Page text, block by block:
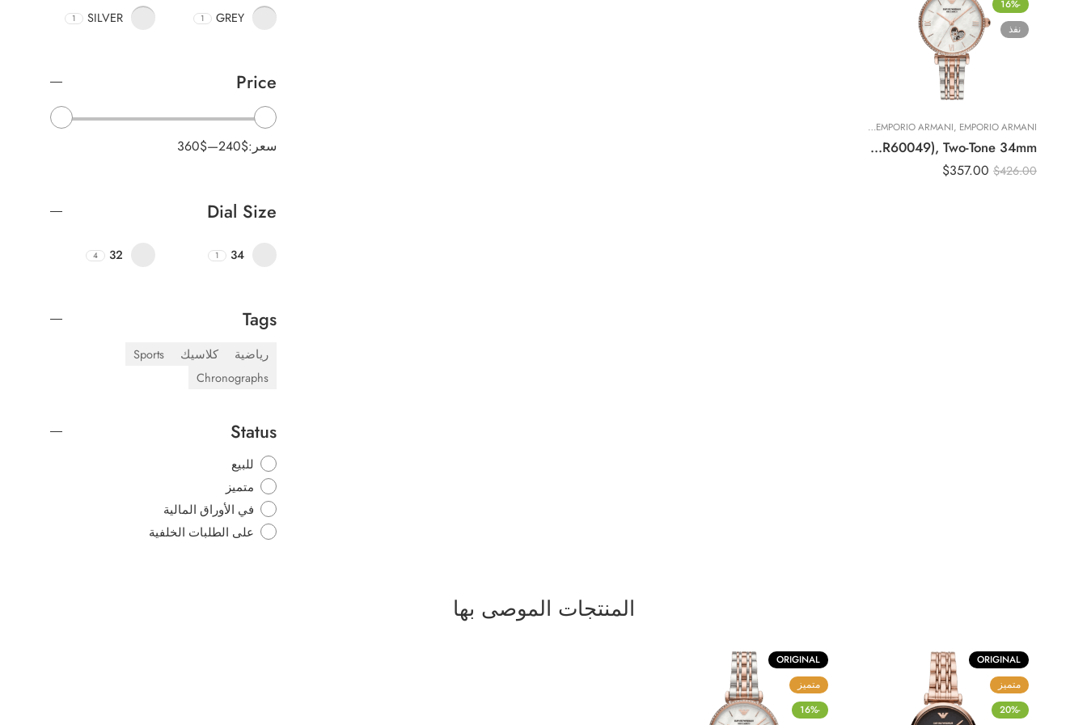
-16%
نفذ
EMPORIO ARMANI , EMPORIO ARMANI
,ساعات نسائية
Original Emporio Armani Women’s Automatic Two-Tone Stainless Steel Watch (Model: AR60049), Two-Tone 34mm
$426.00
$357.00
GREY
1
SILVER
1
Price
سعر:240$
—
360$
Dial Size
34
1
32
4
Tags
رياضية كلاسيك
Sports
Chronographs
Status
للبيع
متميز
في الأوراق المالية
على الطلبات الخلفية
المنتجات الموصى بها
ORIGINAL
متميز
-20%
ORIGINAL
متميز
-16%